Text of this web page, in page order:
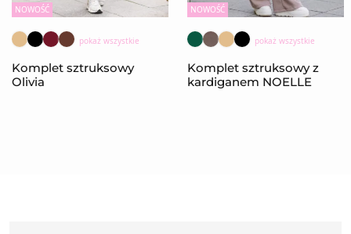
NOWOŚĆ
pokaż wszystkie
Komplet sztruksowy
Olivia
NOWOŚĆ
pokaż wszystkie
Komplet sztruksowy z
kardiganem NOELLE